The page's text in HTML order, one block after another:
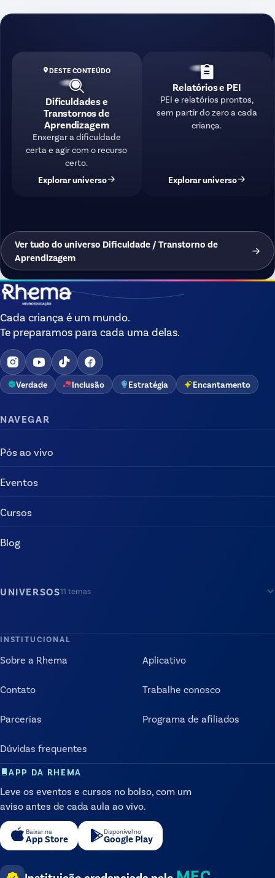
DESTE CONTEÚDO
Dificuldades e
Transtornos de
Aprendizagem
Enxergar a dificuldade
certa e agir com o recurso
certo.
Explorar universo
Relatórios e PEI
PEI e relatórios prontos,
sem partir do zero a cada
criança.
Explorar universo
Ver tudo do universo Dificuldade / Transtorno de
Aprendizagem
Cada criança é um mundo.
Te preparamos para cada uma delas.
Verdade Inclusão Estratégia Encantamento
NAVEGAR
Pós ao vivo
Eventos
Cursos
Blog
UNIVERSOS11 temas
INSTITUCIONAL
Sobre a Rhema Aplicativo
Contato Trabalhe conosco
Parcerias Programa de afiliados
Dúvidas frequentes
APP DA RHEMA
Leve os eventos e cursos no bolso, com um
aviso antes de cada aula ao vivo.
Baixar na
App Store
Disponível no
Google Play